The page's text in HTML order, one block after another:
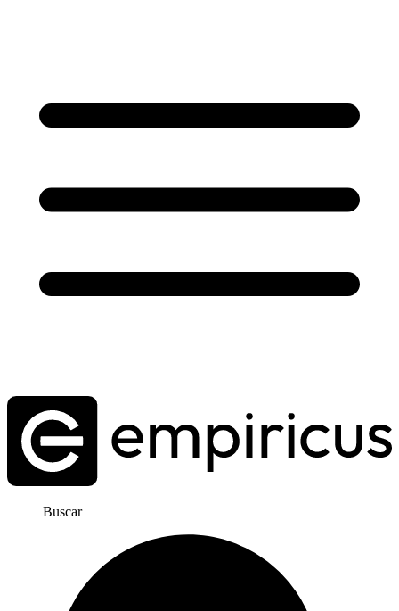
Buscar